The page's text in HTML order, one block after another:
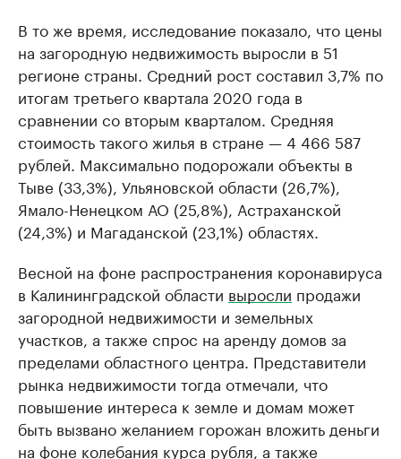
В то же время, исследование показало, что цены
на загородную недвижимость выросли в 51
регионе страны. Средний рост составил 3,7% по
итогам третьего квартала 2020 года в
сравнении со вторым кварталом. Средняя
стоимость такого жилья в стране — 4 466 587
рублей. Максимально подорожали объекты в
Тыве (33,3%), Ульяновской области (26,7%),
Ямало-Ненецком АО (25,8%), Астраханской
(24,3%) и Магаданской (23,1%) областях.
Весной на фоне распространения коронавируса
в Калининградской области выросли продажи
загородной недвижимости и земельных
участков, а также спрос на аренду домов за
пределами областного центра. Представители
рынка недвижимости тогда отмечали, что
повышение интереса к земле и домам может
быть вызвано желанием горожан вложить деньги
на фоне колебания курса рубля, а также